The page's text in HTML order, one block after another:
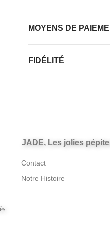
MOYENS DE
FIDÉLITÉ
JADE, Les jolies
Contact
Notre Histoire